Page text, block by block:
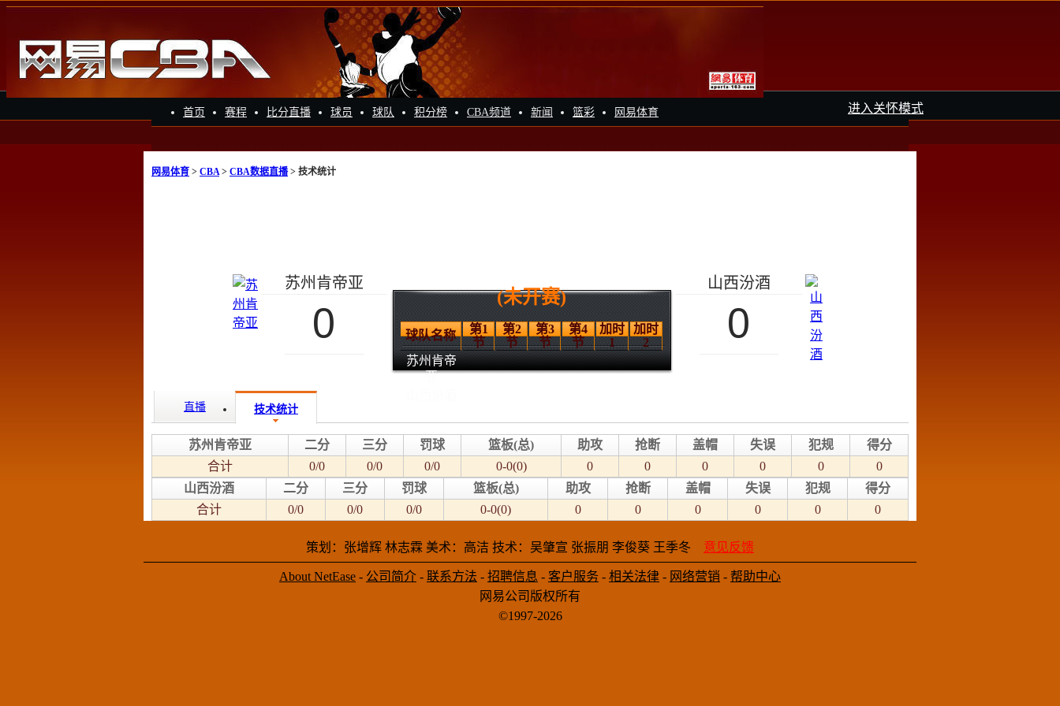
进入关怀模式
首页 赛程 比分直播 球员 球队 积分榜 CBA频道 新闻 篮彩 网易体育
网易体育 > CBA> CBA数据直播> 技术统计
苏州肯帝亚
0
(未开赛)
球队名称
第1
节
第2
节
第3
节
第4
节
加时
1
加时
2
苏州肯帝
亚
山西汾酒
0
直播 技术统计
苏州肯帝亚 二分 三分 罚球 篮板(总) 助攻 抢断 盖帽 失误 犯规
得分
合计
0/0 0/0 0/0 0-0(0) 0 0 0 0 0
0
山西汾酒
二分 三分 罚球 篮板(总) 助攻 抢断 盖帽 失误 犯规
得分
合计
0/0 0/0 0/0 0-0(0) 0 0 0 0 0 0
策划：张增辉 林志霖 美术：高洁 技术：吴肇宣 张振朋 李俊葵 王季冬 意见反馈
About NetEase - 公司简介 - 联系方法 - 招聘信息 - 客户服务 - 相关法律 - 网络营销 - 帮助中心
网易公司版权所有
©1997-2026